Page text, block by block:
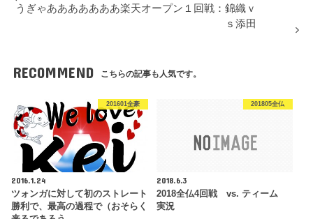
うぎゃあああああああ楽天オープン１回戦：錦織ｖ
ｓ添田
RECOMMEND こちらの記事も人気です。
201601全豪
2016.1.24
ツォンガに対して初のストレート
勝利で、最高の過程で（おそらく
201805全仏
2018.6.3
2018全仏4回戦 vs. ティーム
実況